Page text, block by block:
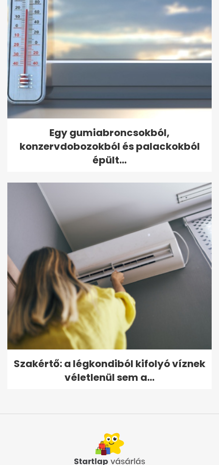
Egy gumiabroncsokból,
konzervdobozokból és palackokból
épült...
Szakértő: a légkondiból kifolyó víznek
véletlenül sem a...